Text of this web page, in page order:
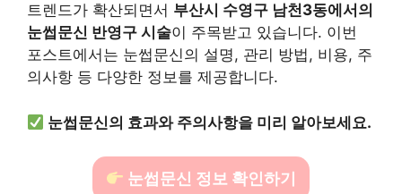
트렌드가 확산되면서 부산시 수영구 남천3동에서의
눈썹문신 반영구 시술이 주목받고 있습니다. 이번
포스트에서는 눈썹문신의 설명, 관리 방법, 비용, 주
의사항 등 다양한 정보를 제공합니다.
눈썹문신의 효과와 주의사항을 미리 알아보세요.
눈썹문신 정보 확인하기